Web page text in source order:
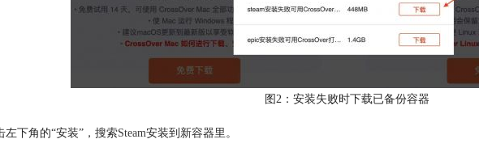
图2：安装失败时下载已备份容器
左下角的“安装”，搜索Steam安装到新容器里。